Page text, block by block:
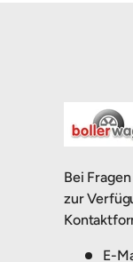
Bei
zur
E-